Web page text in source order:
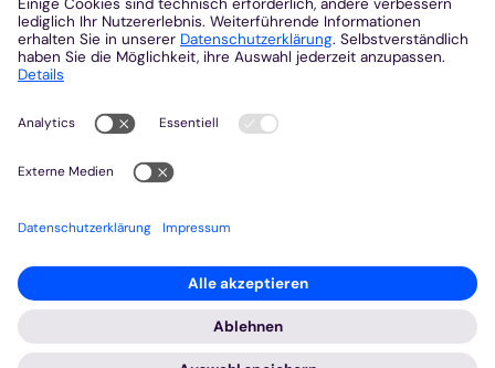
Nachrichten
Veranstaltungen
Gottesdienste
Stellenangebote
Kirchenzeitung
Amtsblatt (Kirchlicher Anzeiger)
Rechtsdatenbank
Meldestelle gemäß Hinweisgeberschutzgesetz
2026 © Bistum Aachen Impressum